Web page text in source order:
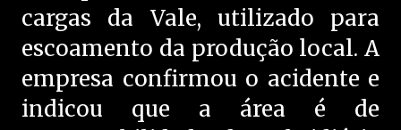
cargas da Vale, utilizado para
escoamento da produção local. A
empresa confirmou o acidente e
indicou que a área é de